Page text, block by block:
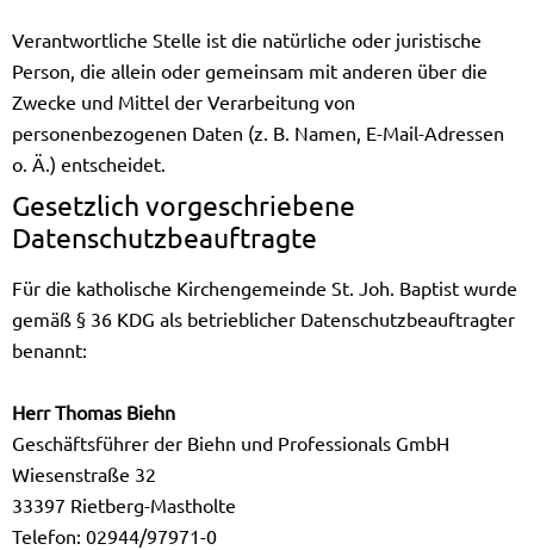
Verantwortliche Stelle ist die natürliche oder juristische
Person, die allein oder gemeinsam mit anderen über die
Zwecke und Mittel der Verarbeitung von
personenbezogenen Daten (z. B. Namen, E-Mail-Adressen
o. Ä.) entscheidet.
Gesetzlich vorgeschriebene
Datenschutzbeauftragte
Für die katholische Kirchengemeinde St. Joh. Baptist wurde
gemäß § 36 KDG als betrieblicher Datenschutzbeauftragter
benannt:
Herr Thomas Biehn
Geschäftsführer der Biehn und Professionals GmbH
Wiesenstraße 32
33397 Rietberg-Mastholte
Telefon: 02944/97971-0